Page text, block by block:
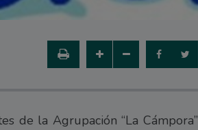
de la Agrupación “La Cámpora”